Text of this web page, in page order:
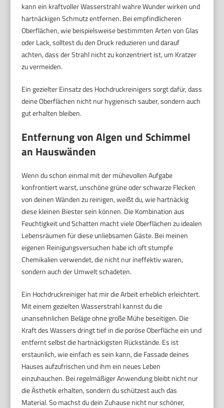
kann ein kraftvoller Wasserstrahl wahre Wunder wirken und
hartnäckigen Schmutz entfernen. Bei empfindlicheren
Oberflächen, wie beispielsweise bestimmten Arten von Glas
oder Lack, solltest du den Druck reduzieren und darauf
achten, dass der Strahl nicht zu konzentriert ist, um Kratzer
zu vermeiden.
Ein gezielter Einsatz des Hochdruckreinigers sorgt dafür, dass
deine Oberflächen nicht nur hygienisch sauber, sondern auch
gut erhalten bleiben.
Entfernung von Algen und Schimmel
an Hauswänden
Wenn du schon einmal mit der mühevollen Aufgabe
konfrontiert warst, unschöne grüne oder schwarze Flecken
von deinen Wänden zu reinigen, weißt du, wie hartnäckig
diese kleinen Biester sein können. Die Kombination aus
Feuchtigkeit und Schatten macht viele Oberflächen zu idealen
Lebensräumen für diese unliebsamen Gäste. Bei meinen
eigenen Reinigungsversuchen habe ich oft stumpfe
Chemikalien verwendet, die nicht nur ineffektiv waren,
sondern auch der Umwelt schadeten.
Ein Hochdruckreiniger hat mir die Arbeit erheblich erleichtert.
Mit einem gezielten Wasserstrahl kannst du die
unansehnlichen Beläge ohne große Mühe beseitigen. Die
Kraft des Wassers dringt tief in die poröse Oberfläche ein und
entfernt selbst die hartnäckigsten Rückstände. Es ist
erstaunlich, wie einfach es sein kann, die Fassade deines
Hauses aufzufrischen und ihm ein neues Leben
einzuhauchen. Bei regelmäßiger Anwendung bleibt nicht nur
die Ästhetik erhalten, sondern du schützest auch das
Material. So machst du dein Zuhause nicht nur schöner,